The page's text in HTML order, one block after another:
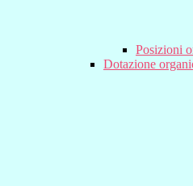
Posizioni
Dotazione